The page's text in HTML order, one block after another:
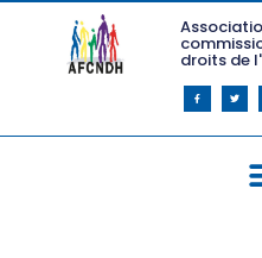
droits de